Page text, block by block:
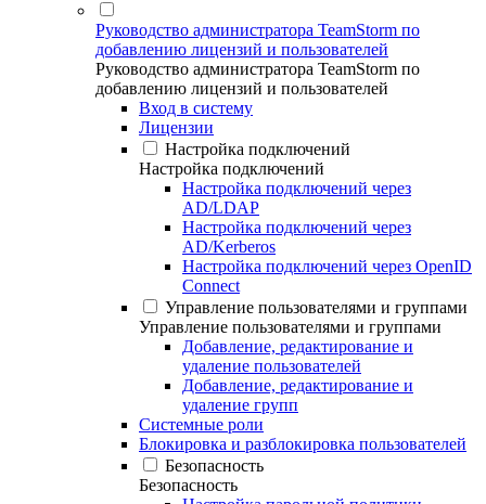
Руководство администратора TeamStorm по
добавлению лицензий и пользователей
Руководство администратора TeamStorm по
добавлению лицензий и пользователей
Вход в систему
Лицензии
Настройка подключений
Настройка подключений
Настройка подключений через
AD/LDAP
Настройка подключений через
AD/Kerberos
Настройка подключений через OpenID
Connect
Управление пользователями и группами
Управление пользователями и группами
Добавление, редактирование и
удаление пользователей
Добавление, редактирование и
удаление групп
Системные роли
Блокировка и разблокировка пользователей
Безопасность
Безопасность